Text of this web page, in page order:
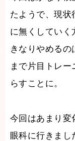
たようで、現状
に無くしていく
きなりやめるの
まで片目トレ
らすことに。
今回はあまり変
眼科に行きまし